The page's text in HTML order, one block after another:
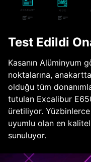
Test Edildi
Kasanın Alüminyum
noktalarına,
olduğu tüm
tutulan Excalibur
üretiliyor.
uyumlu olan en
sunuluyor.